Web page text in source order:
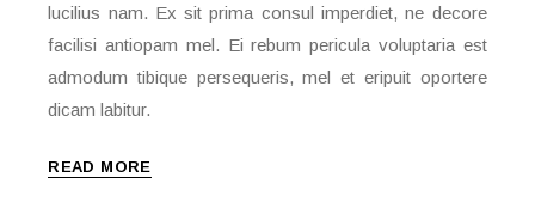
lucilius nam. Ex sit prima consul imperdiet, ne decore
facilisi antiopam mel. Ei rebum pericula voluptaria est
admodum tibique persequeris, mel et eripuit oportere
dicam labitur.
READ MORE